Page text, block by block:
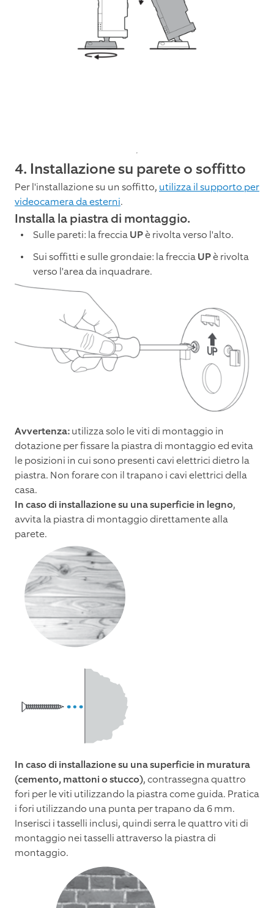
4. Installazione su parete o soffitto
Per l'installazione su un soffitto, utilizza il supporto per
videocamera da esterni.
Installa la piastra di montaggio.
Sulle pareti: la frecciaUPè rivolta verso l'alto.
Sui soffitti e sulle grondaie: la frecciaUPè rivolta
verso l'area da inquadrare.
Avvertenza:utilizza solo le viti di montaggio in
dotazione per fissare la piastra di montaggio ed evita
le posizioni in cui sono presenti cavi elettrici dietro la
piastra. Non forare con il trapano i cavi elettrici della
casa.
In caso di installazione su una superficie in legno,
avvita la piastra di montaggio direttamente alla
parete.
In caso di installazione su una superficie in muratura
(cemento, mattoni o stucco), contrassegna quattro
fori per le viti utilizzando la piastra come guida. Pratica
i fori utilizzando una punta per trapano da 6 mm.
Inserisci i tasselli inclusi, quindi serra le quattro viti di
montaggio nei tasselli attraverso la piastra di
montaggio.